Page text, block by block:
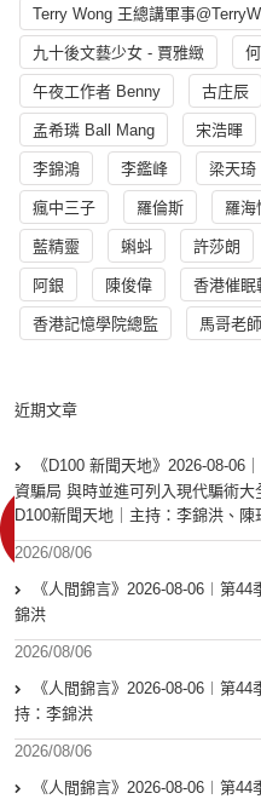
Terry Wong 王總講軍事
九十後文藝少女 - 賈雅緻
午夜工作者 Benny 古庄辰
孟希璘 Ball Mang 宋浩暉
李錦鴻 李鑑峰 梁天琦
瘋中三子 羅倫斯 羅海
藍精靈 蝌蚪 許莎朗
阿銀 陳俊偉 香港催眠
香港記憶學院總監 馬哥老師
近期文章
《D100 新聞天地》2026-08-06
資騙局 與時並進可列入現代騙術大
D100新聞天地｜主持：李錦洪、陳
2026/08/06
《人間錦言》2026-08-06︱第
錦洪
2026/08/06
《人間錦言》2026-08-06︱第
持：李錦洪
2026/08/06
《人間錦言》2026-08-06︱第